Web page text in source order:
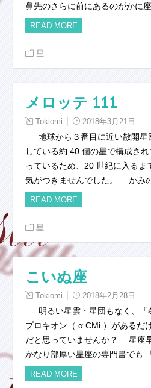
鼻先のさらに前にあるのがかに
READ MORE
星
メロッテ 111
Tokiomi 2018年3月21日
地球から３番目に近い散開星
している約 40 個の星で構成さ
っているため、20 世紀に入るま
気がつきませんでした。 かみ
READ MORE
星
こいぬ座
Tokiomi 2018年2月28日
明るい星雲・星団もなく、「
プロキオン（ α CMi ）があるだ
だと思っていませんか？ 星座
かなり部厚い星座の専門書でも
READ MORE